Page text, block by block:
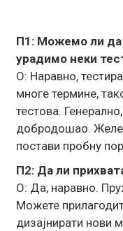
П1: Можемо ли да
урадимо неки
О: Наравно,
многе термине,
тестова.
добродошао.
постави пробну
П2: Да ли
О: Да, наравно.
Можете
дизајнирати нови